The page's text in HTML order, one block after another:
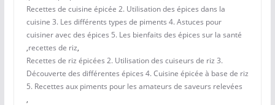
Recettes de cuisine épicée 2. Utilisation des épices dans la
cuisine 3. Les différents types de piments 4. Astuces pour
cuisiner avec des épices 5. Les bienfaits des épices sur la santé
,recettes de riz,
Recettes de riz épicées 2. Utilisation des cuiseurs de riz 3.
Découverte des différentes épices 4. Cuisine épicée à base de riz
5. Recettes aux piments pour les amateurs de saveurs relevées
,